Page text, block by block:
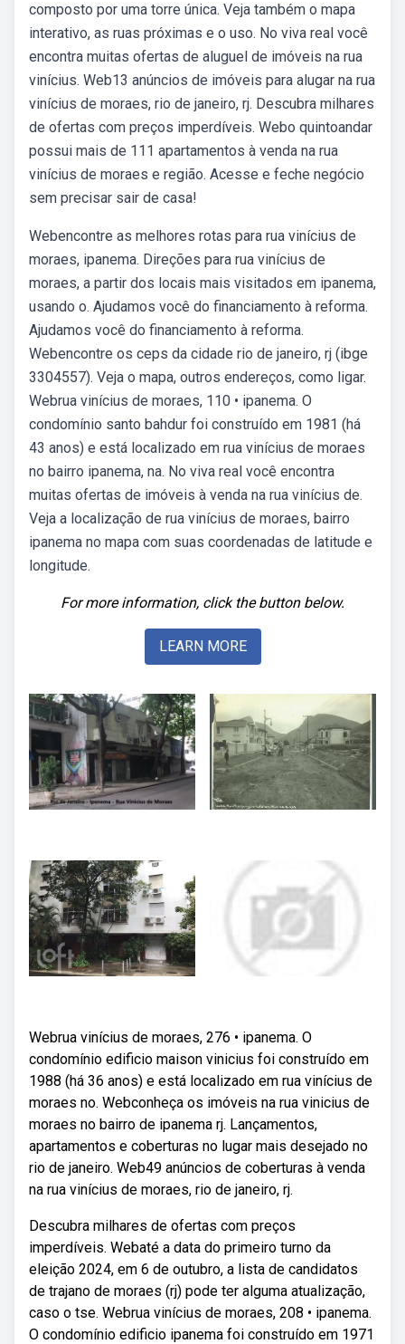
composto por uma torre única. Veja também o mapa
interativo, as ruas próximas e o uso. No viva real você
encontra muitas ofertas de aluguel de imóveis na rua
vinícius. Web13 anúncios de imóveis para alugar na rua
vinícius de moraes, rio de janeiro, rj. Descubra milhares
de ofertas com preços imperdíveis. Webo quintoandar
possui mais de 111 apartamentos à venda na rua
vinícius de moraes e região. Acesse e feche negócio
sem precisar sair de casa!
Webencontre as melhores rotas para rua vinícius de
moraes, ipanema. Direções para rua vinícius de
moraes, a partir dos locais mais visitados em ipanema,
usando o. Ajudamos você do financiamento à reforma.
Ajudamos você do financiamento à reforma.
Webencontre os ceps da cidade rio de janeiro, rj (ibge
3304557). Veja o mapa, outros endereços, como ligar.
Webrua vinícius de moraes, 110 • ipanema. O
condomínio santo bahdur foi construído em 1981 (há
43 anos) e está localizado em rua vinícius de moraes
no bairro ipanema, na. No viva real você encontra
muitas ofertas de imóveis à venda na rua vinícius de.
Veja a localização de rua vinícius de moraes, bairro
ipanema no mapa com suas coordenadas de latitude e
longitude.
For more information, click the button below.
LEARN MORE
Webrua vinícius de moraes, 276 • ipanema. O
condomínio edificio maison vinicius foi construído em
1988 (há 36 anos) e está localizado em rua vinícius de
moraes no. Webconheça os imóveis na rua vinicius de
moraes no bairro de ipanema rj. Lançamentos,
apartamentos e coberturas no lugar mais desejado no
rio de janeiro. Web49 anúncios de coberturas à venda
na rua vinícius de moraes, rio de janeiro, rj.
Descubra milhares de ofertas com preços
imperdíveis. Webaté a data do primeiro turno da
eleição 2024, em 6 de outubro, a lista de candidatos
de trajano de moraes (rj) pode ter alguma atualização,
caso o tse. Webrua vinícius de moraes, 208 • ipanema.
O condomínio edificio ipanema foi construído em 1971